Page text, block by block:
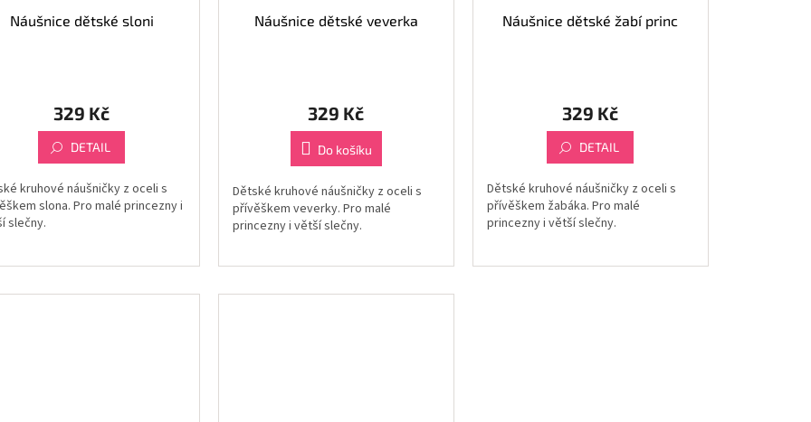
Náušnice dětské sloni
329 Kč
DETAIL
kruhové náušničky z oceli s
slona. Pro malé princezny i
slečny.
Náušnice dětské veverka
329 Kč
Do košíku
Dětské kruhové náušničky z oceli s
přívěškem veverky. Pro malé
princezny i větší slečny.
Náušnice dětské žabí princ
329 Kč
DETAIL
Dětské kruhové náušničky z oceli s
přívěškem žabáka. Pro malé
princezny i větší slečny.